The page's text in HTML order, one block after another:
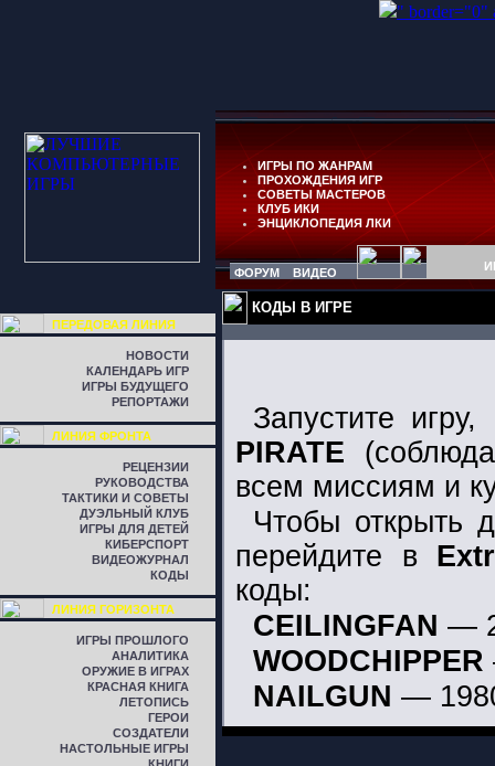
" border="0"
ИГРЫ ПО ЖАНРАМ
ПРОХОЖДЕНИЯ ИГР
СОВЕТЫ МАСТЕРОВ
КЛУБ ИКИ
ЭНЦИКЛОПЕДИЯ ЛКИ
ФОРУМ ВИДЕО
ПЕРЕДОВАЯ ЛИНИЯ
НОВОСТИ
КАЛЕНДАРЬ ИГР
ИГРЫ БУДУЩЕГО
РЕПОРТАЖИ
ЛИНИЯ ФРОНТА
РЕЦЕНЗИИ
РУКОВОДСТВА
ТАКТИКИ И СОВЕТЫ
ДУЭЛЬНЫЙ КЛУБ
ИГРЫ ДЛЯ ДЕТЕЙ
КИБЕРСПОРТ
ВИДЕОЖУРНАЛ
КОДЫ
ЛИНИЯ ГОРИЗОНТА
ИГРЫ ПРОШЛОГО
АНАЛИТИКА
ОРУЖИЕ В ИГРАХ
КРАСНАЯ КНИГА
ЛЕТОПИСЬ
ГЕРОИ
СОЗДАТЕЛИ
НАСТОЛЬНЫЕ ИГРЫ
КОДЫ В ИГРЕ
Запустите
PIRATE
всем миссиям и
Чтобы открыть
перейдите в
коды:
CEILINGFAN —
WOODCHIPPER
NAILGUN —